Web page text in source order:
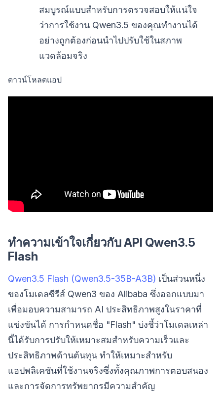
สมบูรณ์แบบสำหรับการตรวจสอบให้แน่ใจ
ว่าการใช้งาน Qwen3.5 ของคุณทำงานได้
อย่างถูกต้องก่อนนำไปปรับใช้ในสภาพ
แวดล้อมจริง
ดาวน์โหลดแอป
ทำความเข้าใจเกี่ยวกับ API Qwen3.5
Flash
Qwen3.5 Flash (Qwen3.5-35B-A3B) เป็นส่วนหนึ่ง
ของโมเดลซีรีส์ Qwen3 ของ Alibaba ซึ่งออกแบบมา
เพื่อมอบความสามารถ AI ประสิทธิภาพสูงในราคาที่
แข่งขันได้ การกำหนดชื่อ "Flash" บ่งชี้ว่าโมเดลเหล่า
นี้ได้รับการปรับให้เหมาะสมสำหรับความเร็วและ
ประสิทธิภาพด้านต้นทุน ทำให้เหมาะสำหรับ
แอปพลิเคชันที่ใช้งานจริงซึ่งทั้งคุณภาพการตอบสนอง
และการจัดการทรัพยากรมีความสำคัญ